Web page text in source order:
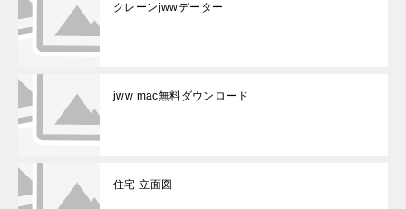
クレーンjwwデーター
jww mac無料ダウンロード
住宅 立面図